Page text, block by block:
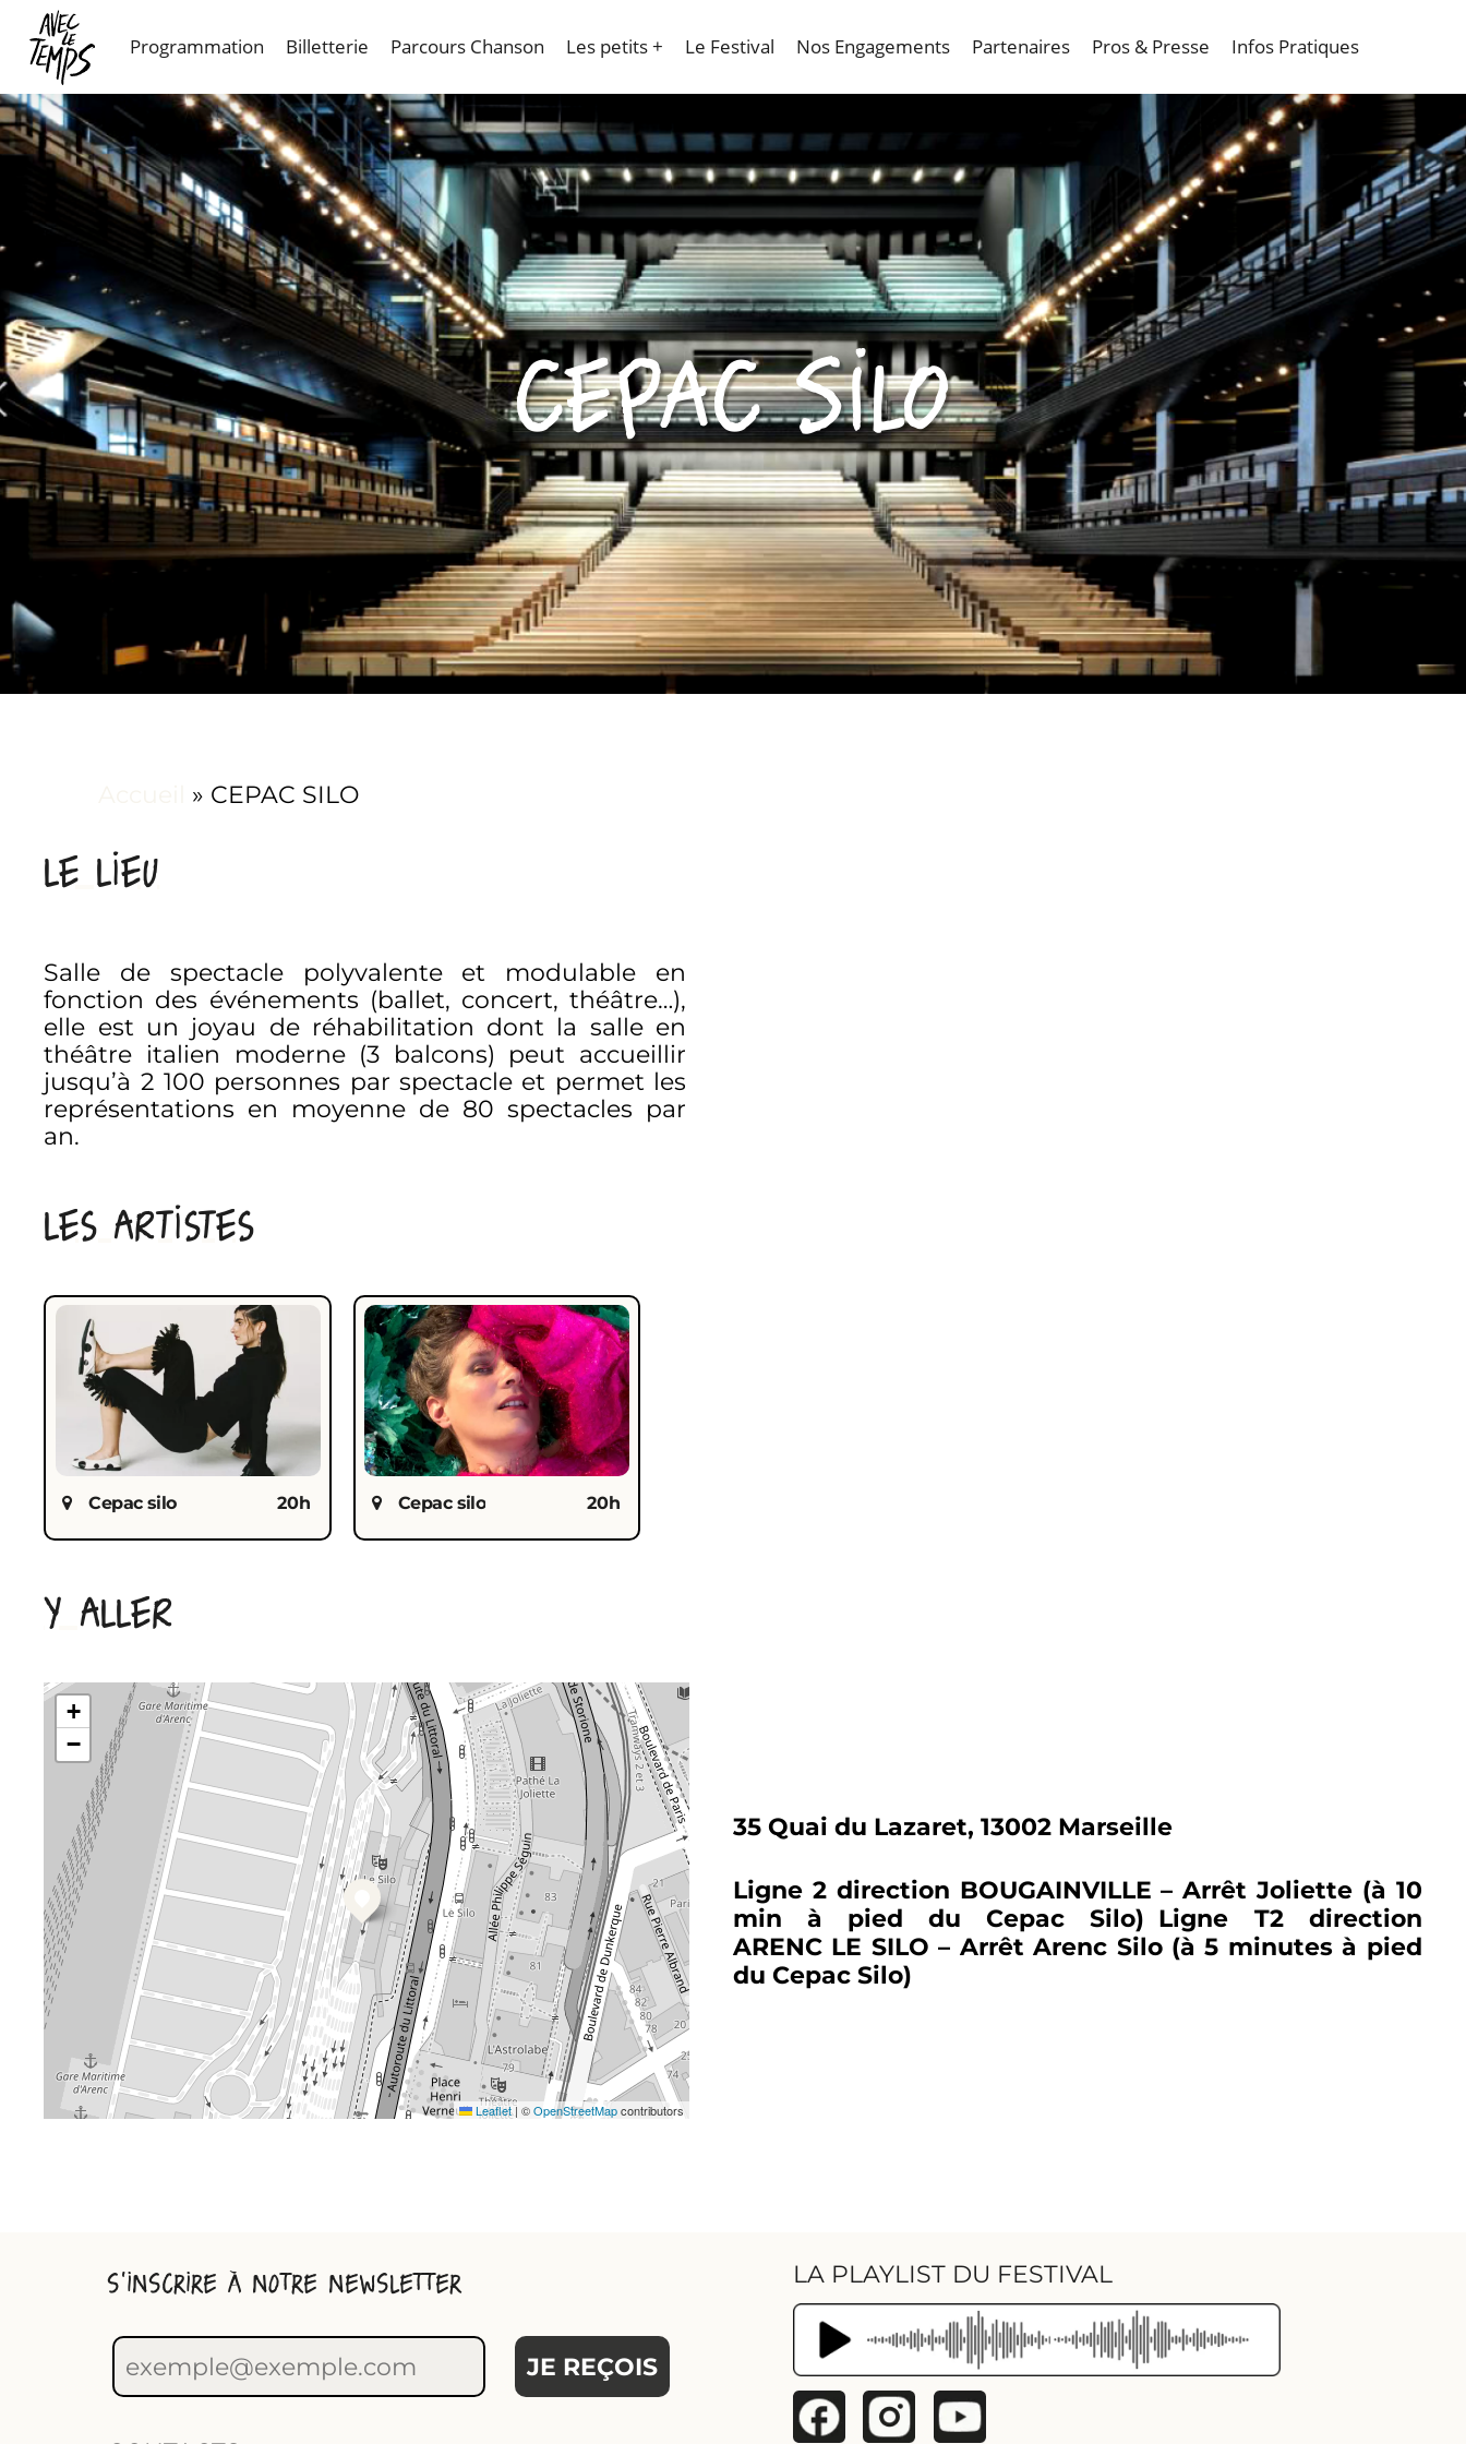
main
content
Programmation Billetterie Parcours Chanson Les petits + Le Festival Nos Engagements Partenaires Pros & Presse Infos Pratiques
CEPAC SILO
» CEPAC SILO
LE LIEU
Salle de spectacle polyvalente et modulable en
fonction des événements (ballet, concert, théâtre…),
elle est un joyau de réhabilitation dont la salle en
théâtre italien moderne (3 balcons) peut accueillir
jusqu’à 2 100 personnes par spectacle et permet les
représentations en moyenne de 80 spectacles par
an.
LES ARTISTES
Cepac silo 20h Cepac silo 20h
Y ALLER
+
−
Leaflet| ©OpenStreetMapcontributors
35 Quai du Lazaret, 13002 Marseille
Ligne 2 direction BOUGAINVILLE – Arrêt Joliette (à 10
min à pied du Cepac Silo) Ligne T2 direction
ARENC LE SILO – Arrêt Arenc Silo (à 5 minutes à pied
du Cepac Silo)
S'INSCRIRE À NOTRE NEWSLETTER LA PLAYLIST DU FESTIVAL